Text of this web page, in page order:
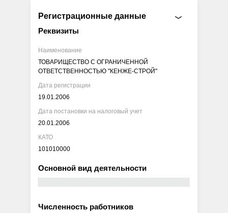
Регистрационные данные
Реквизиты
Наименование
ТОВАРИЩЕСТВО С ОГРАНИЧЕННОЙ
ОТВЕТСТВЕННОСТЬЮ "КЕНЖЕ-СТРОЙ"
Дата регистрации
19.01.2006
Дата постановки на налоговый учет
20.01.2006
КАТО
101010000
Основной вид деятельности
Численность работников